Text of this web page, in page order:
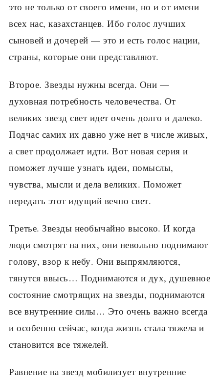
это не только от своего имени, но и от имени
всех нас, казахстанцев. Ибо голос лучших
сыновей и дочерей — это и есть голос нации,
страны, которые они представляют.
Второе. Звезды нужны всегда. Они —
духовная потребность человечества. От
великих звезд свет идет очень долго и далеко.
Подчас самих их давно уже нет в числе живых,
а свет продолжает идти. Вот новая серия и
поможет лучше узнать идеи, помыслы,
чувства, мысли и дела великих. Поможет
передать этот идущий вечно свет.
Третье. Звезды необычайно высоко. И когда
люди смотрят на них, они невольно поднимают
голову, взор к небу. Они выпрямляются,
тянутся ввысь… Поднимаются и дух, душевное
состояние смотрящих на звезды, поднимаются
все внутренние силы… Это очень важно всегда
и особенно сейчас, когда жизнь стала тяжела и
становится все тяжелей.
Равнение на звезд мобилизует внутренние